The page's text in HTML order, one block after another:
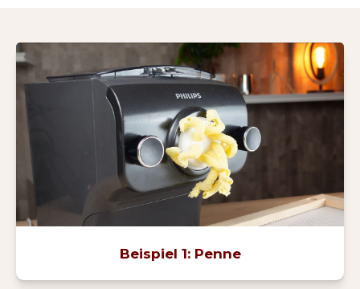
Beispiel 1: Penne